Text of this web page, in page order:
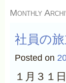
Monthly
社員の
Posted on
１月３１